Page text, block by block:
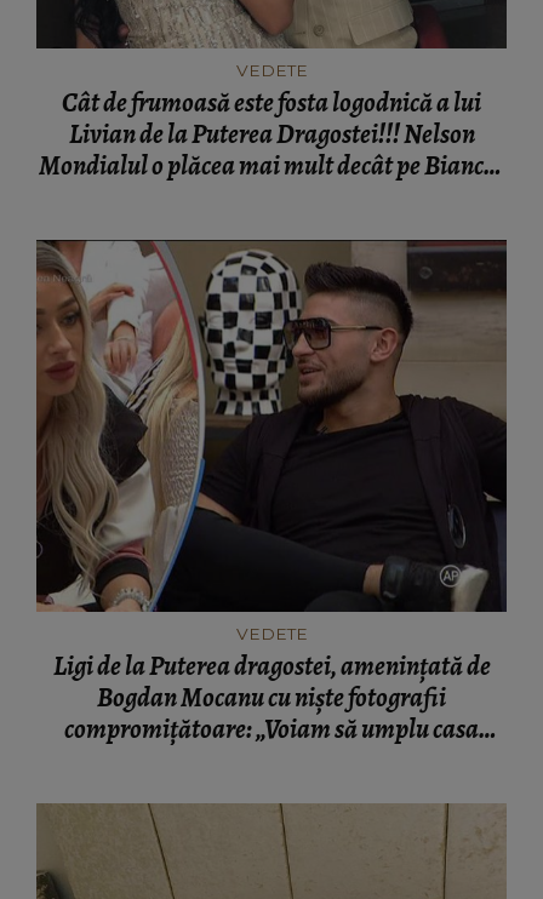
VEDETE
Cât de frumoasă este fosta logodnică a lui
Livian de la Puterea Dragostei!!! Nelson
Mondialul o plăcea mai mult decât pe Bianca!
VEDETE
Ligi de la Puterea dragostei, amenințată de
Bogdan Mocanu cu niște fotografii
compromițătoare: „Voiam să umplu casa